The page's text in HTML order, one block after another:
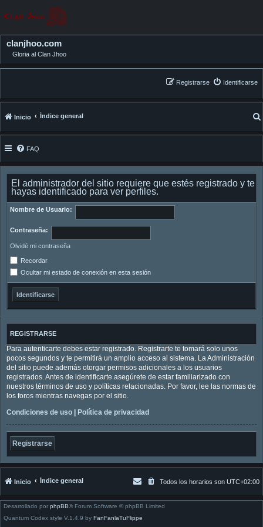
clanjhoo.com
Gloria al Clan Jhoo
Identificarse
Registrarse
Inicio Índice general
FAQ
El administrador del sitio requiere que estés registrado y te
hayas identificado para ver perfiles.
Nombre de Usuario:
Contraseña:
Olvidé mi contraseña
Recordar
Ocultar mi estado de conexión en esta sesión
REGISTRARSE
Para autenticarte debes estar registrado. Registrarte te tomará solo unos
pocos segundos y te permitirá un amplio acceso al sistema. La Administración
del sitio puede además otorgar permisos adicionales a los usuarios
registrados. Antes de identificarte asegúrete de estar familiarizado con
nuestros términos de uso y políticas relacionadas. Por favor, lee las normas de
los foros mientras navegas por el sitio.
Condiciones de uso
Política de privacidad
Registrarse
Inicio Índice general Todos los horarios son UTC+02:00
Desarrollado por phpBB® Forum Software © phpBB Limited
Quantum Codex style V.1.4.9 by FanFanlaTuFlippe